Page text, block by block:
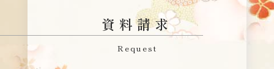
資料請求
Request